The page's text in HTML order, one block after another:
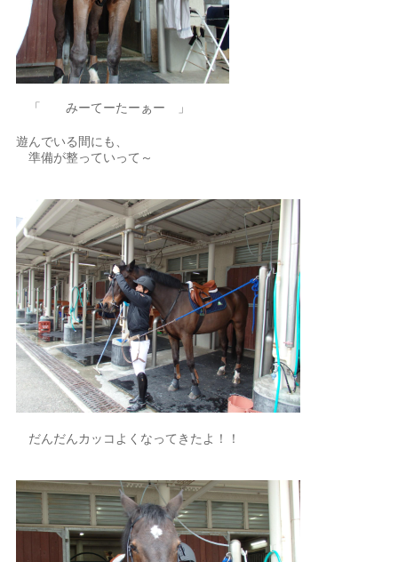
「 みーてーたーぁー 」
遊んでいる間にも、
準備が整っていって～
だんだんカッコよくなってきたよ！！